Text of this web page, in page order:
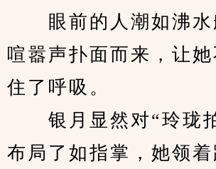
眼前的人潮如沸水
喧嚣声扑面而来，让
住了呼吸。
银月显然对“玲珑
布局了如指掌，她领